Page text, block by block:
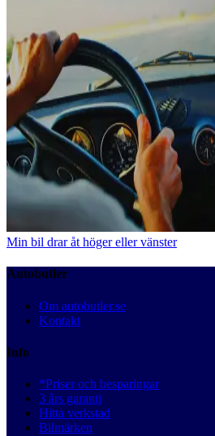
Min bil drar åt höger eller vänster
Autobutler
Om autobutler.se
Kontakt
Info
*Priser och besparingar
3 års garanti
Hitta verkstad
Bilmärken